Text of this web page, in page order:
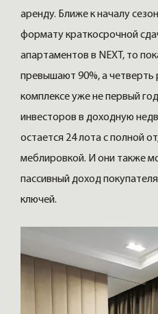
аренду. Ближе к началу
формату краткосрочной
апартаментов в NEXT, то
превышают 90%, а
комплексе уже не первый
инвесторов в доходную
остается 24 лота с полной
меблировкой. И они также
пассивный доход
ключей.